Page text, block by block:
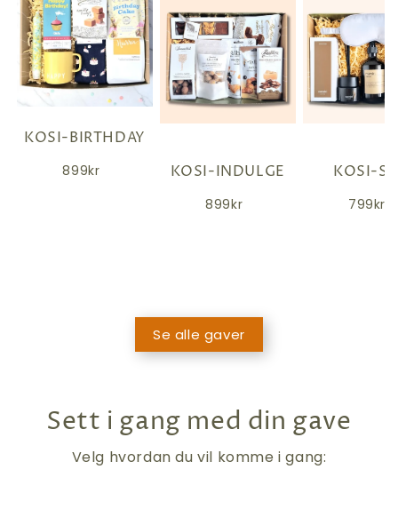
KOSI-BIRTHDAY
899kr KOSI-INDULGE
899kr
KOSI-
799kr
Se alle gaver
sett i gang med din gave